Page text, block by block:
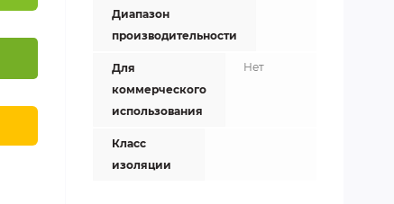
Диапазон
производительности
Для
коммерческого
использования
Нет
Класс
изоляции